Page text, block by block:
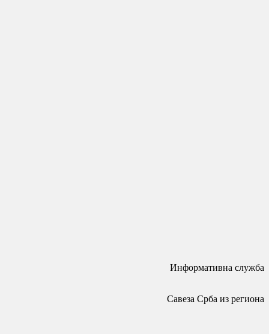
Информативна служба
Савеза Срба из региона